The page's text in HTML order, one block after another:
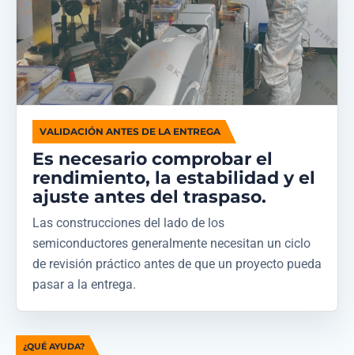
VALIDACIÓN ANTES DE LA ENTREGA
Es necesario comprobar el
rendimiento, la estabilidad y el
ajuste antes del traspaso.
Las construcciones del lado de los
semiconductores generalmente necesitan un ciclo
de revisión práctico antes de que un proyecto pueda
pasar a la entrega.
¿QUÉ AYUDA?